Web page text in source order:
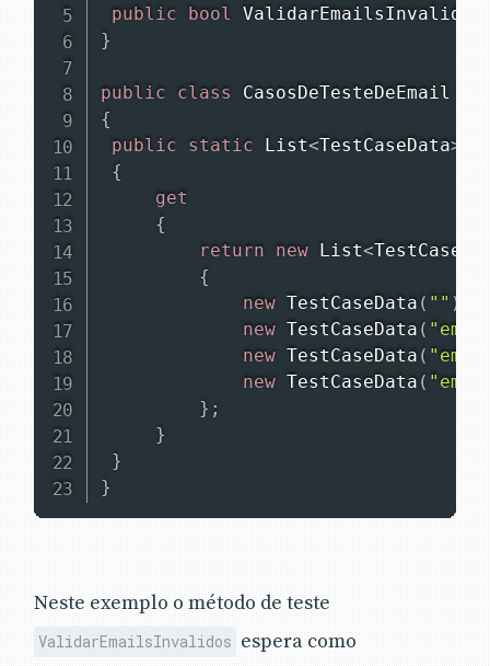
public
bool ValidarEmailsInvalidos
}
public class
CasosDeTesteDeEmail
{
public
static List<TestCaseData>
{
get
{
return
new List<
{
new TestCaseData ( "" )
new TestCaseData (
new TestCaseData (
new TestCaseData (
} ;
}
}
}
Neste exemplo o método de teste
ValidarEmailsInvalidos espera como